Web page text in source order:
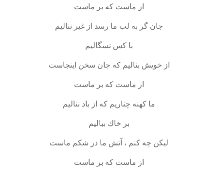
از ماست كه بر ماست
جان گر به لب ما رسد از غير نناليم
با كس نسگاليم
از خويش بناليم كه جان سخن اينجاست
از ماست كه بر ماست
ما كهنه چناريم كه از باد نناليم
بر خاك بباليم
ليكن چه كنم ، آتش ما در شكم ماست
از ماست كه بر ماست